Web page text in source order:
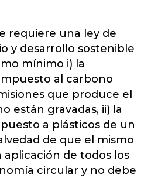
requiere una ley de
y desarrollo sostenible
mínimo i) la
al carbono
que produce el
están gravadas, ii) la
a plásticos de un
de que el mismo
de todos los
circular y no debe